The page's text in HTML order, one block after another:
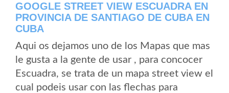
GOOGLE STREET VIEW ESCUADRA EN
PROVINCIA DE SANTIAGO DE CUBA EN
CUBA
Aqui os dejamos uno de los Mapas que mas
le gusta a la gente de usar , para concocer
Escuadra, se trata de un mapa street view el
cual podeis usar con las flechas para